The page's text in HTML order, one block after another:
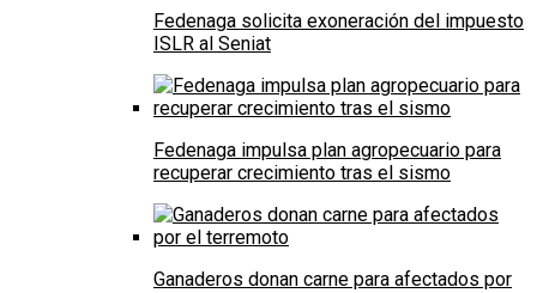
Fedenaga solicita exoneración del impuesto
ISLR al Seniat
Fedenaga impulsa plan agropecuario para
recuperar crecimiento tras el sismo
Ganaderos donan carne para afectados por